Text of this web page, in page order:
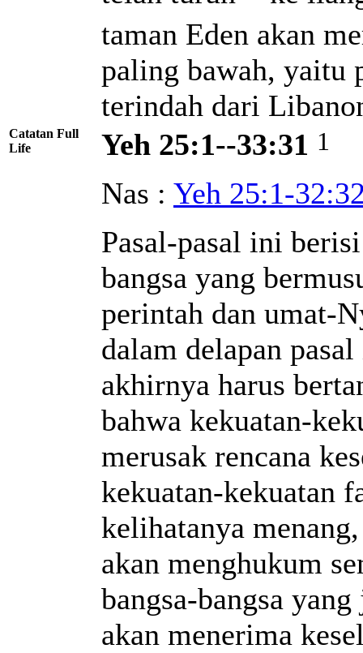
taman Eden akan
paling bawah, yaitu
terindah dari
Catatan Full
Life
Yeh 25:1--33:31 1
Nas : Yeh 25:1-
Pasal-pasal ini
bangsa yang
perintah dan umat-
dalam delapan
akhirnya harus
bahwa kekuatan-
merusak rencana
kekuatan-kekuatan
kelihatanya
akan menghukum
bangsa-bangsa
akan menerima